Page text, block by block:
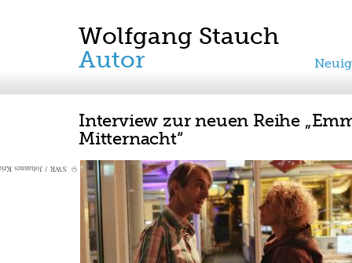
Wolfgang Stauch
Autor
Interview zur neuen Reihe
Mitternacht“
/ Johannes Krieg